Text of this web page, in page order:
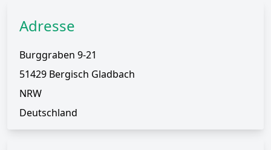
Adresse
Burggraben 9-21
51429 Bergisch Gladbach
NRW
Deutschland